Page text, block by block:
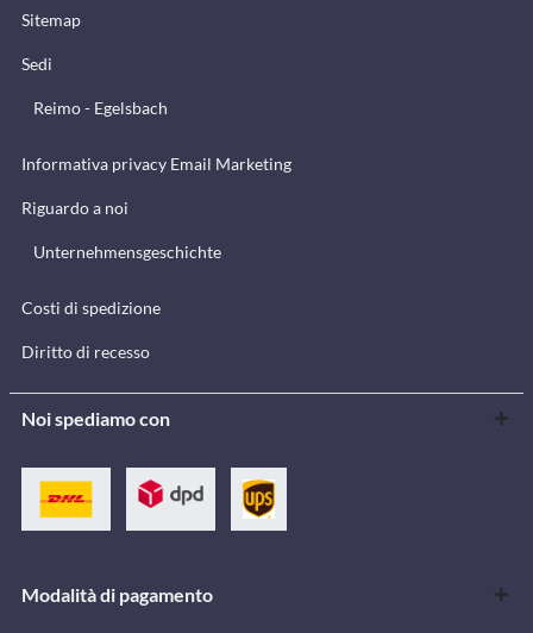
Sitemap
Sedi
Reimo - Egelsbach
Informativa privacy Email Marketing
Riguardo a noi
Unternehmensgeschichte
Costi di spedizione
Diritto di recesso
Noi spediamo con
Modalità di pagamento